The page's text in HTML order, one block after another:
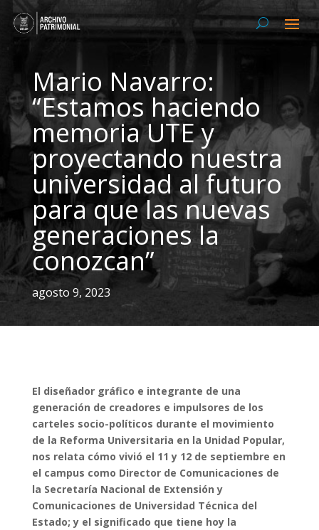
Mario Navarro:
“Estamos haciendo
memoria UTE y
proyectando nuestra
universidad al futuro
para que las nuevas
generaciones la
conozcan”
agosto 9, 2023
El diseñador gráfico e integrante de una
generación de creadores e impulsores de los
carteles socio-políticos durante el movimiento
de la Reforma Universitaria en la Unidad Popular,
nos relata cómo vivió el 11 y 12 de septiembre en
el campus como Director de Comunicaciones de
la Secretaría Nacional de Extensión y
Comunicaciones de Universidad Técnica del
Estado; y el significado que tiene hoy la